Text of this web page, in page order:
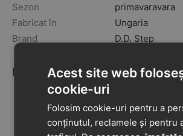
Sezon
primavaravara
Fabricat în
Ungaria
Brand
D.D. Step
Descriere
D.D.Step Barefoot (desculț) - Talpa
adaptează perfect formei piciorului,
senzație autentică a suprafeței pe
design inovator permite ca toți
Acest site web
cookie-uri
Folosim cookie-uri pentru a
conținutul, reclamele și pentru